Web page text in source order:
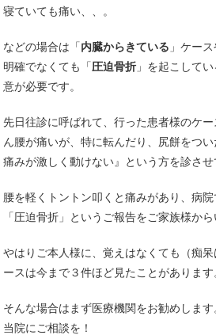
寝ていても痛い、、。
などの場合は「内臓からきている 」ケー
明確でなくても「圧迫骨折 」を起こして
意が必要です。
先日往診に呼ばれて、行った患者様のケ
ん腰が痛いが、特に転んだり、尻餅をつ
痛みが激しく動けない』という方を診させ
腰を軽くトントン叩くと痛みがあり、病
「圧迫骨折」というご報告をご家族様から
やはりご本人様に、覚えはなくても（痴
ースは今まで３件ほど見たことがあります
そんな場合はまず医療機関をお勧めしま
当院にご相談を！